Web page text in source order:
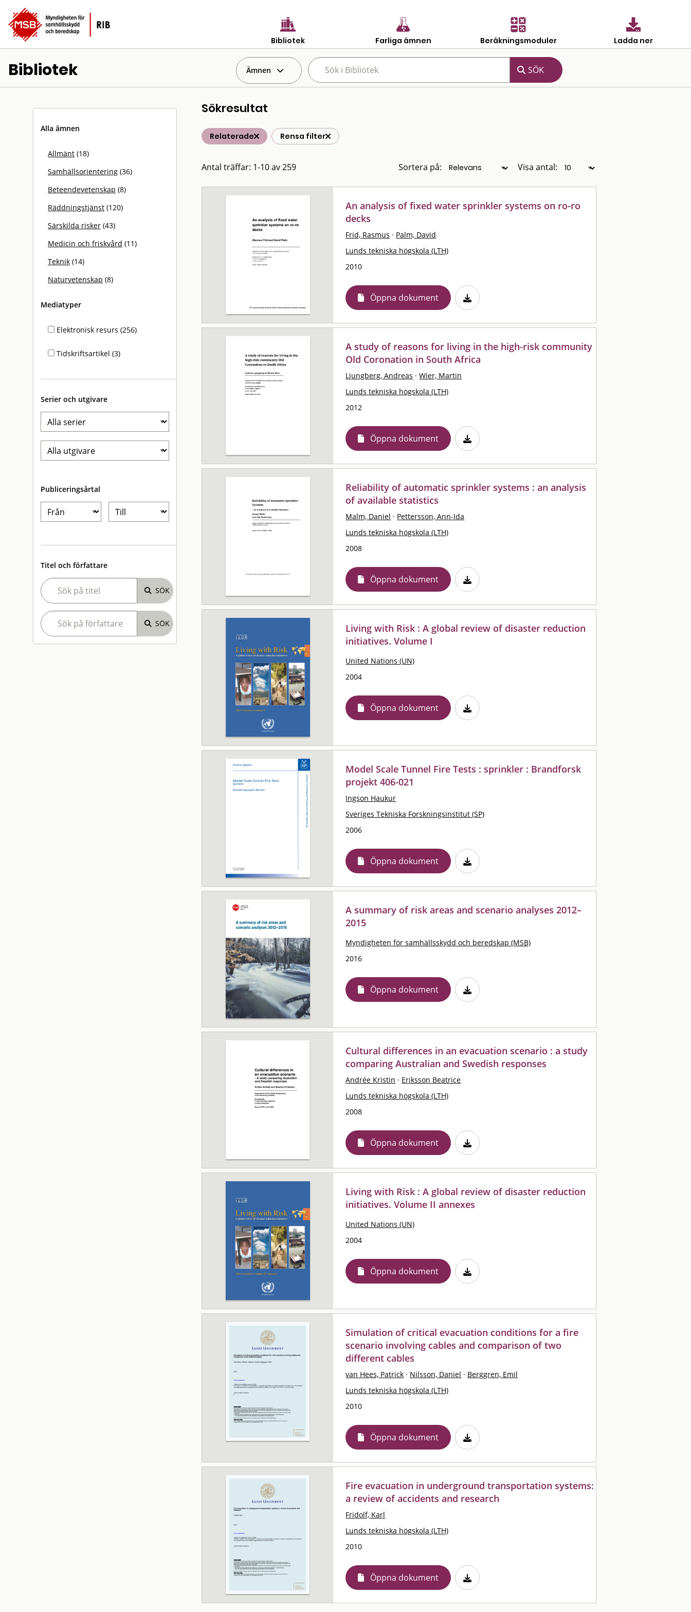
Bibliotek Farliga ämnen Beräkningsmoduler Ladda ner
Bibliotek Ämnen
Alla ämnen
Allmänt (18)
Samhällsorientering (36)
Beteendevetenskap (8)
Räddningstjänst (120)
Särskilda risker (43)
Medicin och friskvård (11)
Teknik (14)
Naturvetenskap (8)
Mediatyper
Elektronisk resurs (256)
Tidskriftsartikel (3)
Serier och utgivare
Publiceringsårtal
Titel och författare
Sökresultat
Relaterade Rensa filter
Antal träffar: 1-10 av 259 Sortera på: Visa antal:
An analysis of fixed water sprinkler systems on ro-ro
decks
Frid, Rasmus · Palm, David
Lunds tekniska högskola (LTH)
2010
Öppna dokument
A study of reasons for living in the high-risk community
Old Coronation in South Africa
Ljungberg, Andreas · Wier, Martin
Lunds tekniska högskola (LTH)
2012
Öppna dokument
Reliability of automatic sprinkler systems : an analysis
of available statistics
Malm, Daniel · Pettersson, Ann-Ida
Lunds tekniska högskola (LTH)
2008
Öppna dokument
Living with Risk : A global review of disaster reduction
initiatives. Volume I
United Nations (UN)
2004
Öppna dokument
Model Scale Tunnel Fire Tests : sprinkler : Brandforsk
projekt 406-021
Ingson Haukur
Sveriges Tekniska Forskningsinstitut (SP)
2006
Öppna dokument
A summary of risk areas and scenario analyses 2012–
2015
Myndigheten för samhällsskydd och beredskap (MSB)
2016
Öppna dokument
Cultural differences in an evacuation scenario : a study
comparing Australian and Swedish responses
Andrée Kristin · Eriksson Beatrice
Lunds tekniska högskola (LTH)
2008
Öppna dokument
Living with Risk : A global review of disaster reduction
initiatives. Volume II annexes
United Nations (UN)
2004
Öppna dokument
Simulation of critical evacuation conditions for a fire
scenario involving cables and comparison of two
different cables
van Hees, Patrick · Nilsson, Daniel · Berggren, Emil
Lunds tekniska högskola (LTH)
2010
Öppna dokument
Fire evacuation in underground transportation systems:
a review of accidents and research
Fridolf, Karl
Lunds tekniska högskola (LTH)
2010
Öppna dokument